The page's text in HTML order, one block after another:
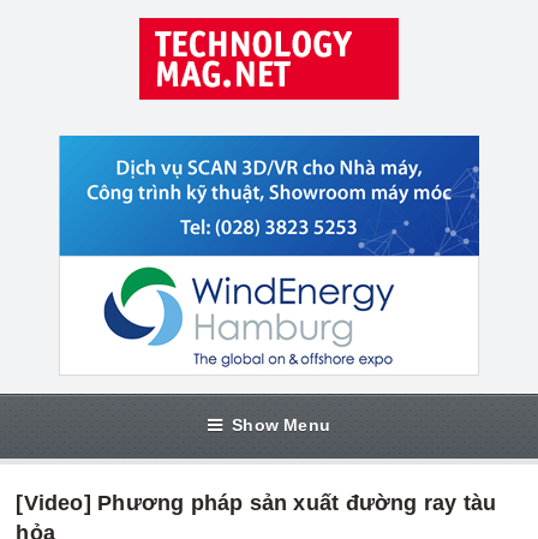
Show Menu
[Video] Phương pháp sản xuất đường ray tàu
hỏa